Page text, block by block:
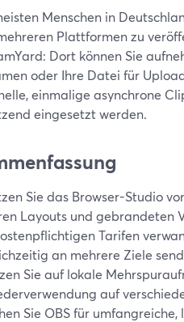
Menschen in
Plattformen zu
Dort können Sie
oder Ihre Datei für
einmalige asynchrone
eingesetzt werden.
Sie das Browser-Studio
Layouts und gebrandeten
Tarifen
an mehrere Ziele
Sie auf lokale
auf
Sie OBS für